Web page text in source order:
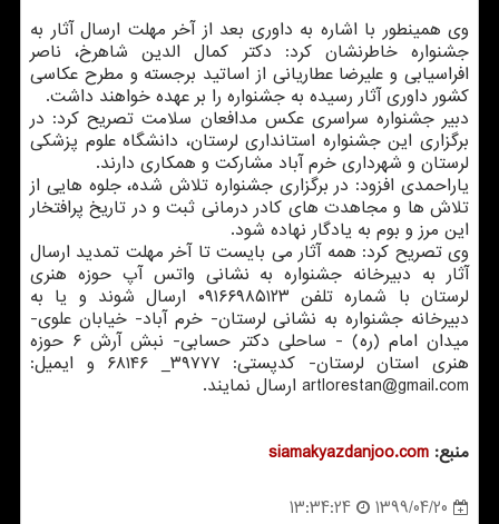
وی همینطور با اشاره به داوری بعد از آخر مهلت ارسال آثار به
جشنواره خاطرنشان کرد: دکتر کمال الدین شاهرخ، ناصر
افراسیابی و علیرضا عطاریانی از اساتید برجسته و مطرح عکاسی
کشور داوری آثار رسیده به جشنواره را بر عهده خواهند داشت.
دبیر جشنواره سراسری عکس مدافعان سلامت تصریح کرد: در
برگزاری این جشنواره استانداری لرستان، دانشگاه علوم پزشکی
لرستان و شهرداری خرم آباد مشارکت و همکاری دارند.
یاراحمدی افزود: در برگزاری جشنواره تلاش شده، جلوه هایی از
تلاش ها و مجاهدت های کادر درمانی ثبت و در تاریخ پرافتخار
این مرز و بوم به یادگار نهاده شود.
وی تصریح کرد: همه آثار می بایست تا آخر مهلت تمدید ارسال
آثار به دبیرخانه جشنواره به نشانی واتس آپ حوزه هنری
لرستان با شماره تلفن ۰۹۱۶۶۹۸۵۱۲۳ ارسال شوند و یا به
دبیرخانه جشنواره به نشانی لرستان- خرم آباد- خیابان علوی-
میدان امام (ره) - ساحلی دکتر حسابی- نبش آرش ۶ حوزه
هنری استان لرستان- کدپستی: ۳۹۷۷۷_ ۶۸۱۴۶ و ایمیل:
artlorestan@gmail.com ارسال نمایند.
منبع: siamakyazdanjoo.com
1399/04/20
13:34:24